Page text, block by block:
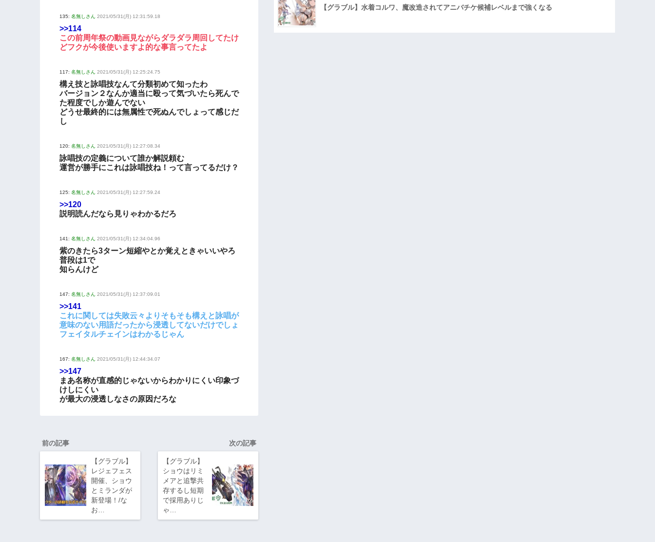
135: 名無しさん 2021/05/31(月) 12:31:59.18
>>114
この前周年祭の動画見ながらダラダラ周回してたけ
どフクが今後使いますよ的な事言ってたよ
117: 名無しさん 2021/05/31(月) 12:25:24.75
構え技と詠唱技なんて分類初めて知ったわ
バージョン２なんか適当に殴って気づいたら死んで
た程度でしか遊んでない
どうせ最終的には無属性で死ぬんでしょって感じだ
し
120: 名無しさん 2021/05/31(月) 12:27:08.34
詠唱技の定義について誰か解説頼む
運営が勝手にこれは詠唱技ね！って言ってるだけ？
125: 名無しさん 2021/05/31(月) 12:27:59.24
>>120
説明読んだなら見りゃわかるだろ
141: 名無しさん 2021/05/31(月) 12:34:04.96
紫のきたら3ターン短縮やとか覚えときゃいいやろ
普段は1で
知らんけど
147: 名無しさん 2021/05/31(月) 12:37:09.01
>>141
これに関しては失敗云々よりそもそも構えと詠唱が
意味のない用語だったから浸透してないだけでしょ
フェイタルチェインはわかるじゃん
167: 名無しさん 2021/05/31(月) 12:44:34.07
>>147
まあ名称が直感的じゃないからわかりにくい印象づ
けしにくい
が最大の浸透しなさの原因だろな
前の記事
【グラブル】
レジェフェス
開催、ショウ
とミランダが
新登場！/な
お…
次の記事
【グラブル】
ショウはリミ
メアと追撃共
存するし短期
で採用ありじ
ゃ…
【グラブル】水着コルワ、魔改造されてアニバチケ候補レベルまで強くなる